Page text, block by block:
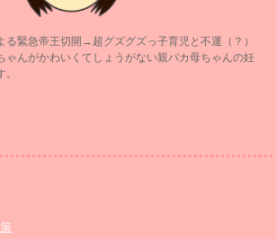
緊急帝王切開→超グズグズっ子育児と不運（？）
ゃんがかわいくてしょうがない親バカ母ちゃんの妊